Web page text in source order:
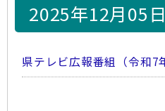
2025年12月05日
県テレビ広報番組（令和7